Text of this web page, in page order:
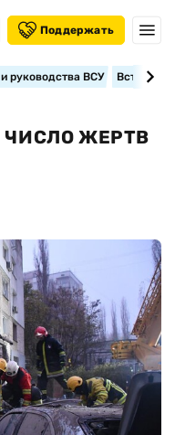
Поддержать
руководства ВСУ
ЧИСЛО ЖЕРТВ